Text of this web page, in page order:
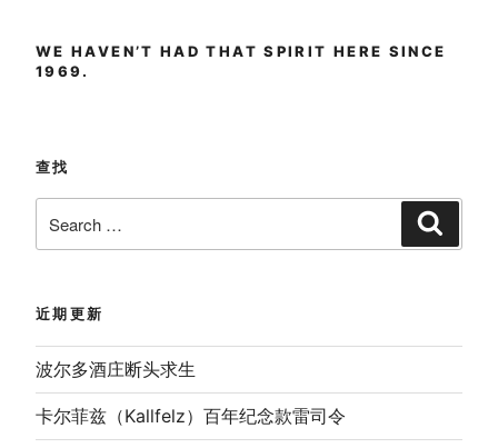
WE HAVEN’T HAD THAT SPIRIT HERE SINCE
1969.
查找
for:
近期更新
波尔多酒庄断头求生
卡尔菲兹（Kallfelz）百年纪念款雷司令